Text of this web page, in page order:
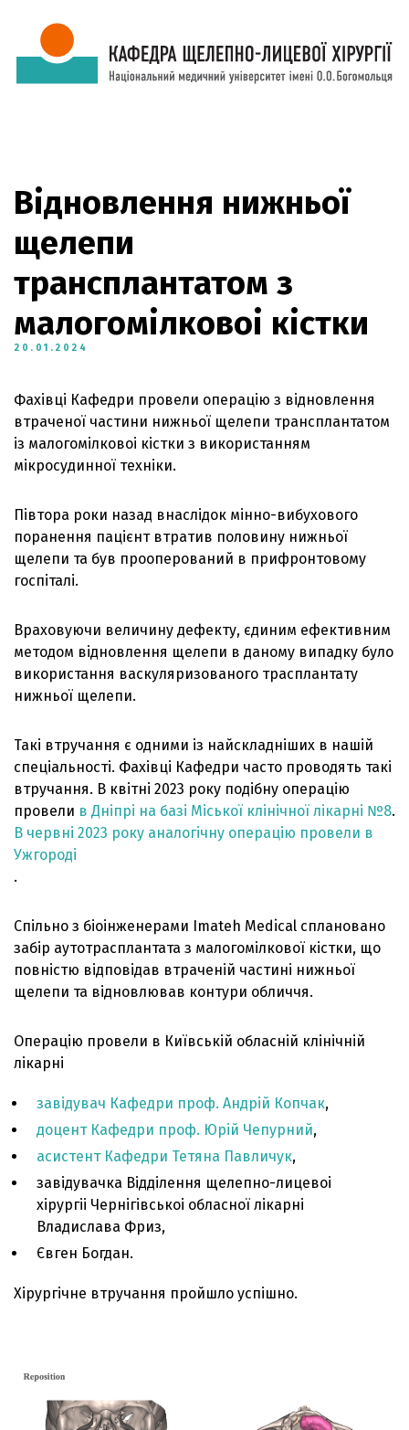
Відновлення нижньої
щелепи
трансплантатом з
малогомілковоі кістки
20.01.2024
Фахівці Кафедри провели операцію з відновлення
втраченої частини нижньої щелепи трансплантатом
із малогомілковоі кістки з використанням
мікросудинної техніки.
Півтора роки назад внаслідок мінно-вибухового
поранення пацієнт втратив половину нижньої
щелепи та був прооперований в прифронтовому
госпіталі.
Враховуючи величину дефекту, єдиним ефективним
методом відновлення щелепи в даному випадку було
використання васкуляризованого трасплантату
нижньої щелепи.
Такі втручання є одними із найскладніших в нашій
спеціальності. Фахівці Кафедри часто проводять такі
втручання. В квітні 2023 року подібну операцію
провели в Дніпрі на базі Міської клінічної лікарні №8.
В червні 2023 року аналогічну операцію провели в
Ужгороді
.
Спільно з біоінженерами Imateh Medical сплановано
забір аутотрасплантата з малогомілкової кістки, що
повністю відповідав втраченій частині нижньої
щелепи та відновлював контури обличчя.
Операцію провели в Київській обласній клінічній
лікарні
завідувач Кафедри проф. Андрій Копчак,
доцент Кафедри проф. Юрій Чепурний,
асистент Кафедри Тетяна Павличук,
завідувачка Відділення щелепно-лицевоі
хірургіі Чернігівськоі обласної лікарні
Владислава Фриз,
Євген Богдан.
Хірургічне втручання пройшло успішно.